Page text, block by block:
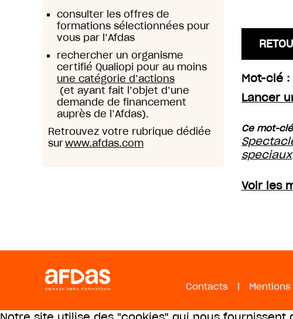
consulter les offres de
formations sélectionnées pour
vous par l’Afdas
rechercher un organisme
certifié Qualiopi pour au moins
une catégorie d’actions
(et ayant fait l’objet d’une
demande de financement
auprès de l’Afdas).
Retrouvez votre rubrique dédiée
surwww.afdas.com
Mot-clé :
Lancer
Ce mot-
speciaux
Voir les
Contacts |